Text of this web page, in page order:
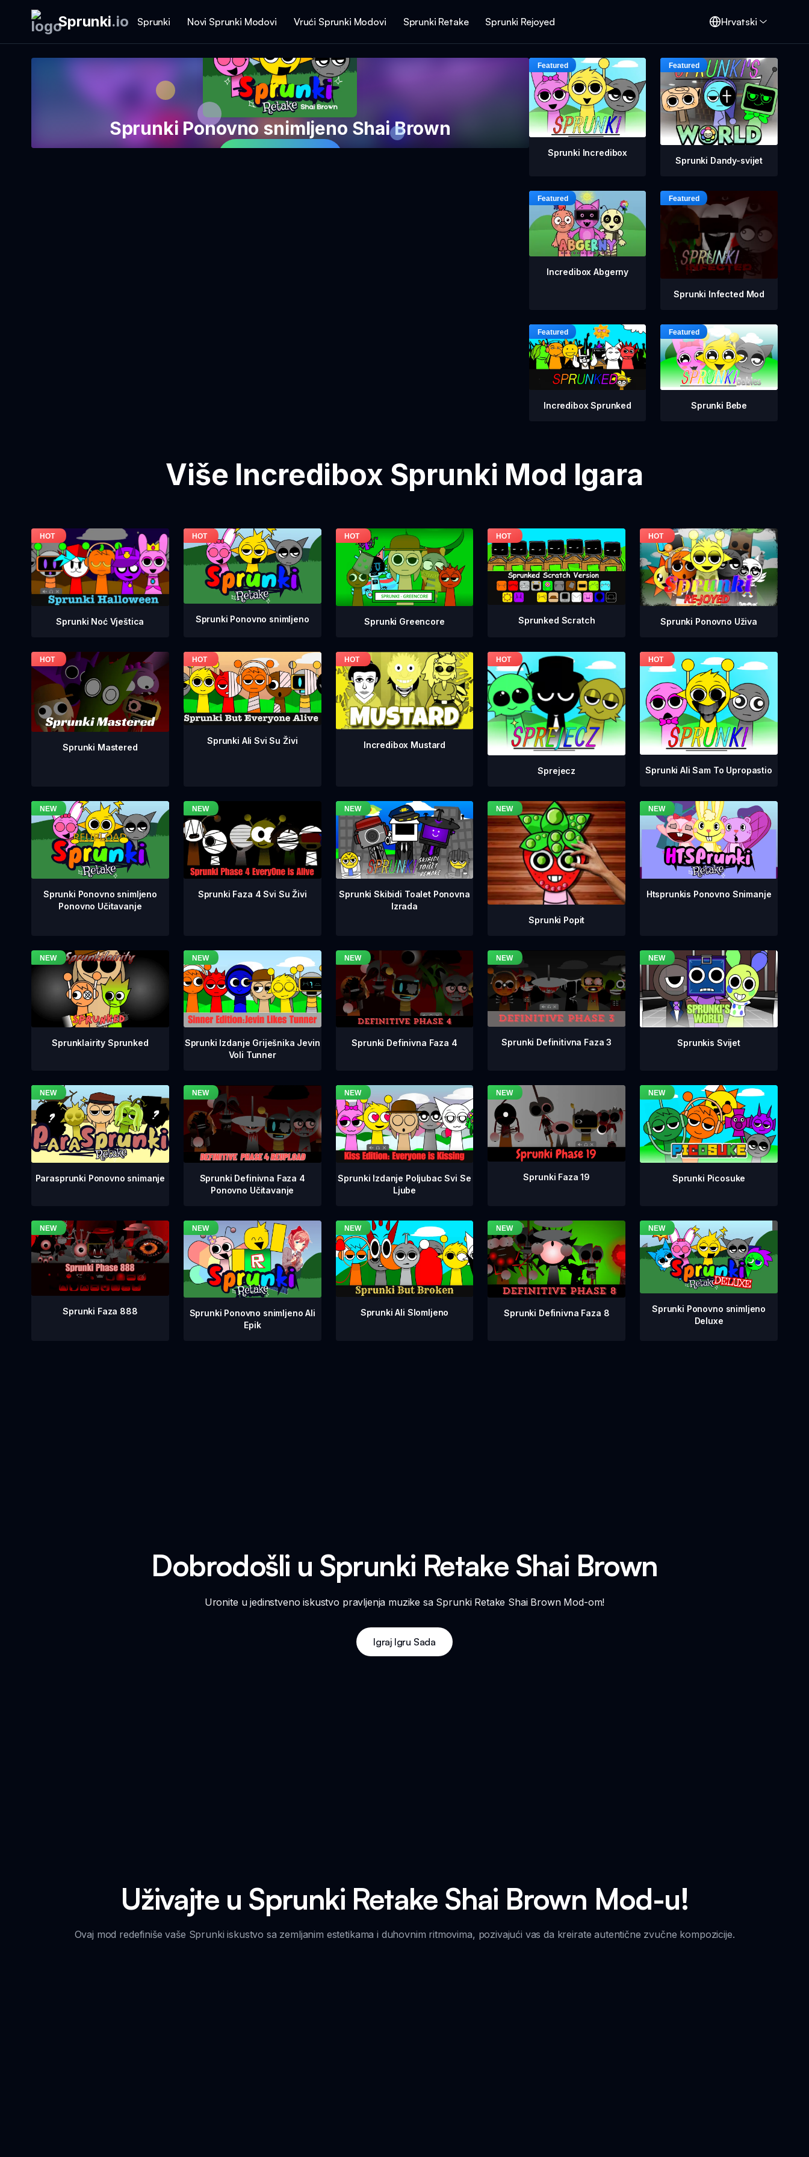
Sprunki.io Sprunki Novi Sprunki Modovi Vrući Sprunki Modovi Sprunki Retake Sprunki Rejoyed Hrvatski
Sprunki Ponovno snimljeno Shai Brown
Sprunki Incredibox
Sprunki Dandy-svijet
Incredibox Abgerny
Sprunki Infected Mod
Incredibox Sprunked Sprunki Bebe
Više Incredibox Sprunki Mod Igara
Sprunki Noć Vještica Sprunki Ponovno snimljeno Sprunki Greencore Sprunked Scratch Sprunki Ponovno Uživa
Sprunki Mastered
Sprunki Ali Svi Su Živi Incredibox Mustard
Sprejecz Sprunki Ali Sam To Upropastio
Sprunki Ponovno snimljeno
Ponovno Učitavanje
Sprunki Faza 4 Svi Su Živi
Sprunki Skibidi Toalet Ponovna
Izrada
Sprunki Popit
Htsprunkis Ponovno Snimanje
Sprunklairity Sprunked
Sprunki Izdanje Griješnika Jevin
Voli Tunner
Sprunki Definivna Faza 4 Sprunki Definitivna Faza 3 Sprunkis Svijet
Parasprunki Ponovno snimanje
Sprunki Definivna Faza 4
Ponovno Učitavanje
Sprunki Izdanje Poljubac Svi Se
Ljube
Sprunki Faza 19 Sprunki Picosuke
Sprunki Faza 888
Sprunki Ponovno snimljeno Ali
Epik
Sprunki Ali Slomljeno Sprunki Definivna Faza 8
Sprunki Ponovno snimljeno
Deluxe
Dobrodošli u Sprunki Retake Shai Brown
Uronite u jedinstveno iskustvo pravljenja muzike sa Sprunki Retake Shai Brown Mod-om!
Igraj Igru Sada
Uživajte u Sprunki Retake Shai Brown Mod-u!
Ovaj mod redefiniše vaše Sprunki iskustvo sa zemljanim estetikama i duhovnim ritmovima, pozivajući vas da kreirate autentične zvučne kompozicije.